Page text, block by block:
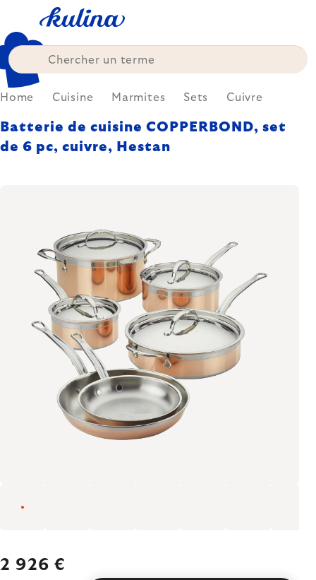
content
Home Cuisine Marmites Sets Cuivre
Batterie de cuisine COPPERBOND, set
de 6 pc, cuivre, Hestan
2 926 €